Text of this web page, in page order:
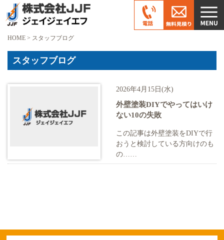
HOME > スタッフブログ
スタッフブログ
2026年4月15日(水)
外壁塗装DIYでやってはいけ
ない10の失敗
この記事は外壁塗装をDIYで行
おうと検討している方向けのも
の……